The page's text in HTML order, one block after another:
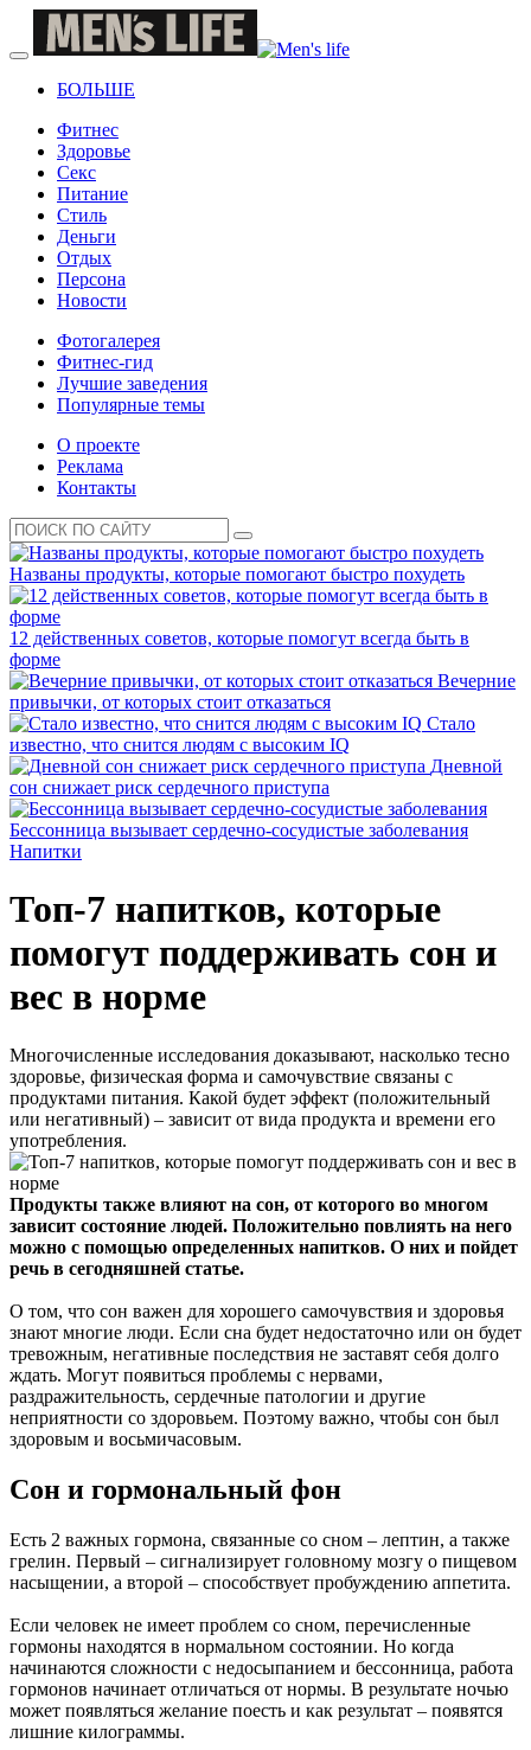
БОЛЬШЕ
Фитнес
Здоровье
Секс
Питание
Стиль
Деньги
Отдых
Персона
Новости
Фотогалерея
Фитнес-гид
Лучшие заведения
Популярные темы
О проекте
Реклама
Контакты
Названы продукты, которые помогают быстро похудеть
12 действенных советов, которые помогут всегда быть в
форме
Вечерние
привычки, от которых стоит отказаться
Стало
известно, что снится людям с высоким IQ
Дневной
сон снижает риск сердечного приступа
Бессонница вызывает сердечно-сосудистые заболевания
Напитки
Топ-7 напитков, которые
помогут поддерживать сон и
вес в норме
Многочисленные исследования доказывают, насколько тесно
здоровье, физическая форма и самочувствие связаны с
продуктами питания. Какой будет эффект (положительный
или негативный) – зависит от вида продукта и времени его
употребления.
Продукты также влияют на сон, от которого во многом
зависит состояние людей. Положительно повлиять на него
можно с помощью определенных напитков. О них и пойдет
речь в сегодняшней статье.
О том, что сон важен для хорошего самочувствия и здоровья
знают многие люди. Если сна будет недостаточно или он будет
тревожным, негативные последствия не заставят себя долго
ждать. Могут появиться проблемы с нервами,
раздражительность, сердечные патологии и другие
неприятности со здоровьем. Поэтому важно, чтобы сон был
здоровым и восьмичасовым.
Сон и гормональный фон
Есть 2 важных гормона, связанные со сном – лептин, а также
грелин. Первый – сигнализирует головному мозгу о пищевом
насыщении, а второй – способствует пробуждению аппетита.
Если человек не имеет проблем со сном, перечисленные
гормоны находятся в нормальном состоянии. Но когда
начинаются сложности с недосыпанием и бессонница, работа
гормонов начинает отличаться от нормы. В результате ночью
может появляться желание поесть и как результат – появятся
лишние килограммы.